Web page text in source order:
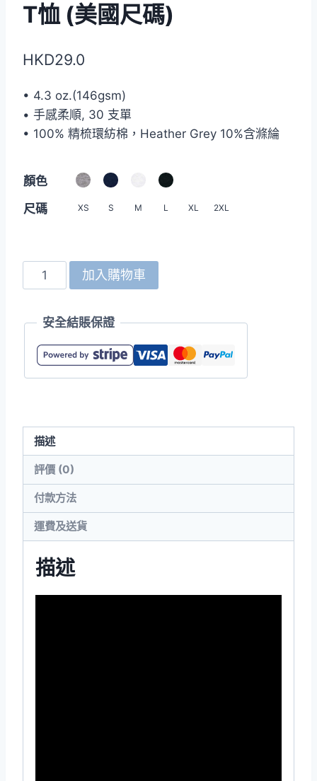
T恤 (美國尺碼)
HKD29.0
• 4.3 oz.(146gsm)
• 手感柔順, 30 支單
• 100% 精梳環紡棉，Heather Grey 10%含滌綸
顏色
尺碼
XS S M L XL 2XL
American
Apparel
男
Fine
(美
國
碼)
數
加入購物車
安全結賬保證
描述
評價 (0)
付款方法
運費及送貨
描述